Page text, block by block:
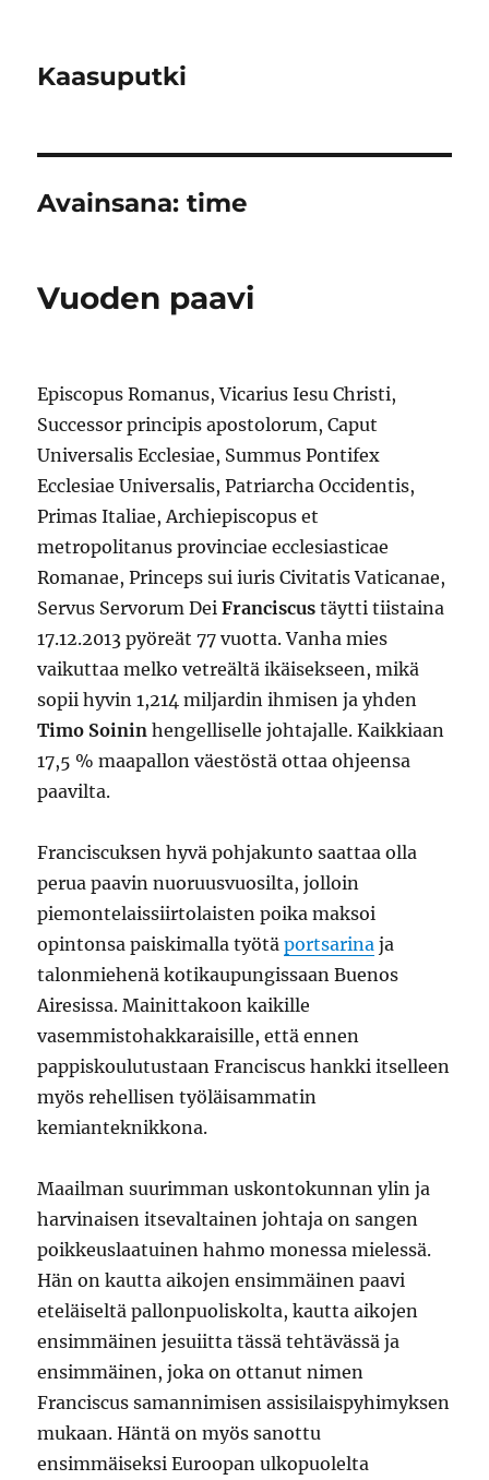
Kaasuputki
Avainsana:time
Vuoden paavi
Episcopus Romanus, Vicarius Iesu Christi,
Successor principis apostolorum, Caput
Universalis Ecclesiae, Summus Pontifex
Ecclesiae Universalis, Patriarcha Occidentis,
Primas Italiae, Archiepiscopus et
metropolitanus provinciae ecclesiasticae
Romanae, Princeps sui iuris Civitatis Vaticanae,
Servus Servorum DeiFranciscus täytti tiistaina
17.12.2013 pyöreät 77 vuotta. Vanha mies
vaikuttaa melko vetreältä ikäisekseen, mikä
sopii hyvin 1,214 miljardin ihmisen ja yhden
Timo Soinin hengelliselle johtajalle. Kaikkiaan
17,5 % maapallon väestöstä ottaa ohjeensa
paavilta.
Franciscuksen hyvä pohjakunto saattaa olla
perua paavin nuoruusvuosilta, jolloin
piemontelaissiirtolaisten poika maksoi
opintonsa paiskimalla työtäportsarina ja
talonmiehenä kotikaupungissaan Buenos
Airesissa. Mainittakoon kaikille
vasemmistohakkaraisille, että ennen
pappiskoulutustaan Franciscus hankki itselleen
myös rehellisen työläisammatin
kemianteknikkona.
Maailman suurimman uskontokunnan ylin ja
harvinaisen itsevaltainen johtaja on sangen
poikkeuslaatuinen hahmo monessa mielessä.
Hän on kautta aikojen ensimmäinen paavi
eteläiseltä pallonpuoliskolta, kautta aikojen
ensimmäinen jesuiitta tässä tehtävässä ja
ensimmäinen, joka on ottanut nimen
Franciscus samannimisen assisilaispyhimyksen
mukaan. Häntä on myös sanottu
ensimmäiseksi Euroopan ulkopuolelta